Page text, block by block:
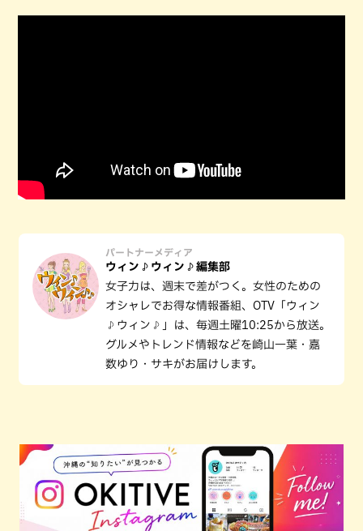
パートナーメディア
ウィン♪ウィン♪編集部
女子力は、週末で差がつく。女性のための
オシャレでお得な情報番組、OTV「ウィン
♪ウィン♪」は、毎週土曜10:25から放送。
グルメやトレンド情報などを崎山一葉・嘉
数ゆり・サキがお届けします。